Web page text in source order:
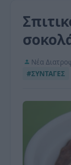
Νέα
#ΣΥΝΤΑΓΕΣ